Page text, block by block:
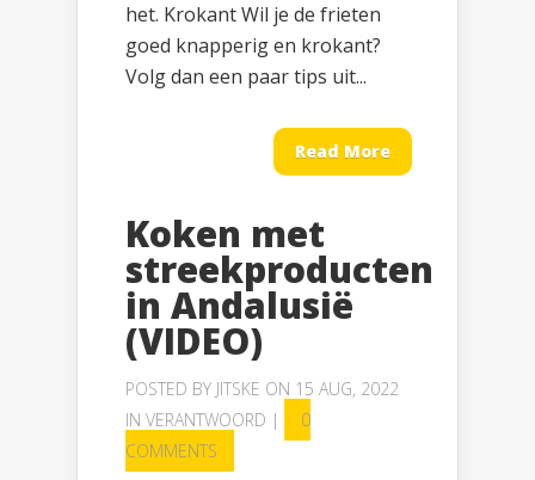
het. Krokant Wil je de frieten
goed knapperig en krokant?
Volg dan een paar tips uit...
Read More
Koken met
streekproducten
in Andalusië
(VIDEO)
POSTED BY JITSKE ON 15 AUG, 2022
IN VERANTWOORD |
0
COMMENTS